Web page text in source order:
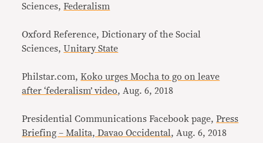
Sciences,Federalism
Oxford Reference, Dictionary of the Social
Sciences,Unitary State
Philstar.com,Koko urges Mocha to go on leave
after ‘federalism’ video, Aug. 6, 2018
Presidential Communications Facebook page,Press
Briefing – Malita, Davao Occidental , Aug. 6, 2018